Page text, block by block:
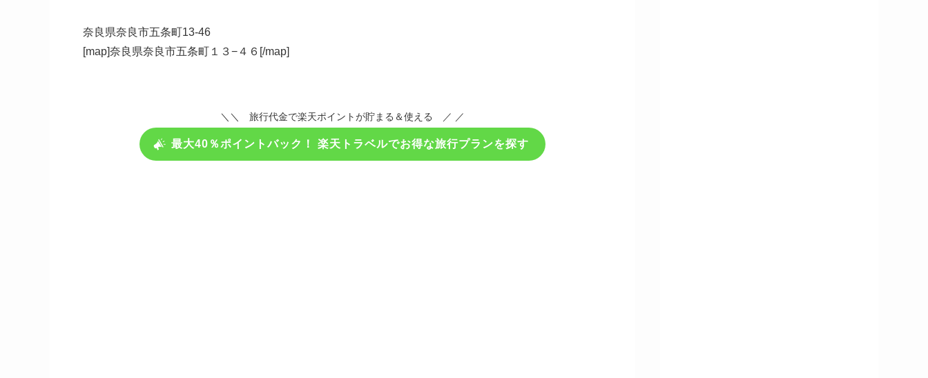
奈良県奈良市五条町13-46
[map]奈良県奈良市五条町１３−４６[/map]
＼＼ 旅行代金で楽天ポイントが貯まる＆使える ／ ／
最大40％ポイントバック！ 楽天トラベルでお得な旅行プランを探す